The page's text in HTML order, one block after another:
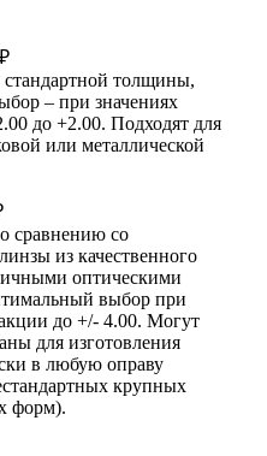
толщины,
– при значениях
до +2.00. Подходят для
или металлической
сравнению со
из качественного
оптическими
выбор при
до +/- 4.00. Могут
для изготовления
в любую оправу
крупных
форм).